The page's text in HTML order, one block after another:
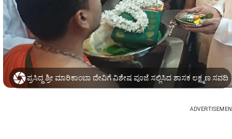
ಪ್ರಸಿದ್ಧ ಶ್ರೀ ಮಾರಿಕಾಂಬಾ ದೇವಿಗೆ ವಿಶೇಷ ಪೂಜೆ ಸಲ್ಲಿಸಿದ ಶಾಸಕ ಲಕ್ಷ್ಮಣ ಸವದಿ